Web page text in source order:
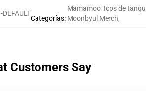
Categorías:
Mamamoo Tops de
Moonbyul Merch,
Customers Say